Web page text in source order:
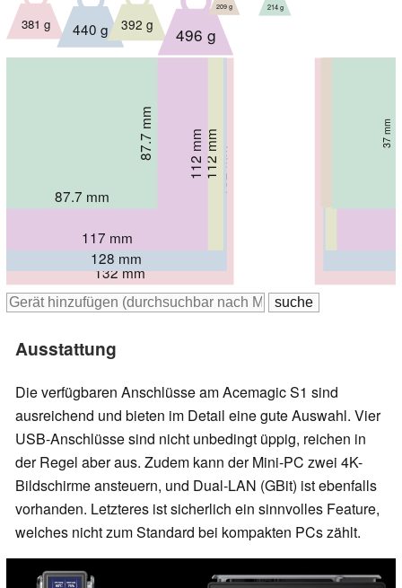
132 mm
132 mm
381 g
128 mm
124 mm
440 g
126 mm
112 mm 40.8 mm
392 g
117 mm
112 mm 34.2 mm
496 g
87 mm
87 mm 43.5 mm
209 g
87.7 mm
87.7 mm 37 mm
214 g
Ausstattung
Die verfügbaren Anschlüsse am Acemagic S1 sind
ausreichend und bieten im Detail eine gute Auswahl. Vier
USB-Anschlüsse sind nicht unbedingt üppig, reichen in
der Regel aber aus. Zudem kann der Mini-PC zwei 4K-
Bildschirme ansteuern, und Dual-LAN (GBit) ist ebenfalls
vorhanden. Letzteres ist sicherlich ein sinnvolles Feature,
welches nicht zum Standard bei kompakten PCs zählt.